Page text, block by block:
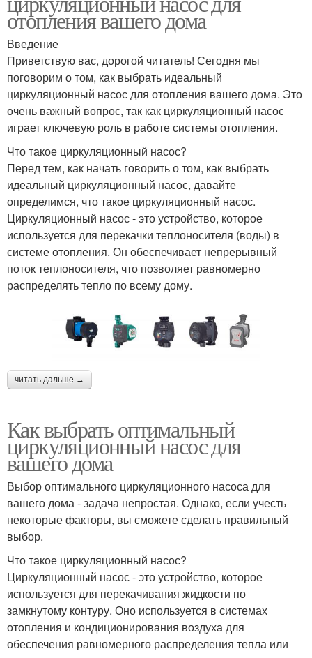
отопления вашего дома
Введение
Приветствую вас, дорогой читатель! Сегодня мы
поговорим о том, как выбрать идеальный
циркуляционный насос для отопления вашего дома. Это
очень важный вопрос, так как циркуляционный насос
играет ключевую роль в работе системы отопления.
Что такое циркуляционный насос?
Перед тем, как начать говорить о том, как выбрать
идеальный циркуляционный насос, давайте
определимся, что такое циркуляционный насос.
Циркуляционный насос - это устройство, которое
используется для перекачки теплоносителя (воды) в
системе отопления. Он обеспечивает непрерывный
поток теплоносителя, что позволяет равномерно
распределять тепло по всему дому.
читать дальше →
Как выбрать оптимальный
циркуляционный насос для
вашего дома
Выбор оптимального циркуляционного насоса для
вашего дома - задача непростая. Однако, если учесть
некоторые факторы, вы сможете сделать правильный
выбор.
Что такое циркуляционный насос?
Циркуляционный насос - это устройство, которое
используется для перекачивания жидкости по
замкнутому контуру. Оно используется в системах
отопления и кондиционирования воздуха для
обеспечения равномерного распределения тепла или